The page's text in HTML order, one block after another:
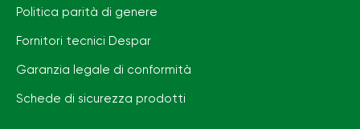
Politica parità di genere
Fornitori tecnici Despar
Garanzia legale di conformità
Schede di sicurezza prodotti